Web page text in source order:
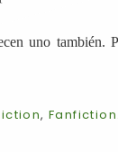
uno también.
,